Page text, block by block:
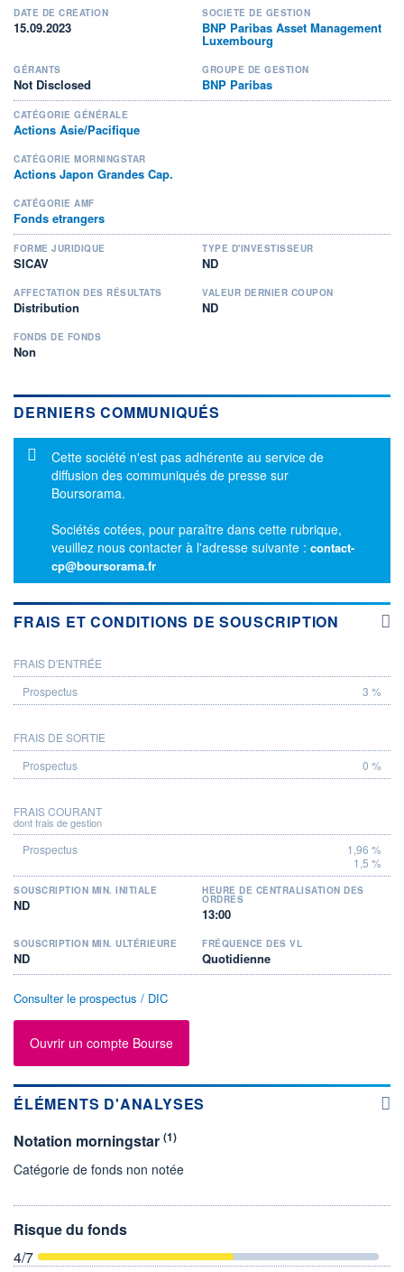
DATE DE CRÉATION
15.09.2023
SOCIÉTÉ DE GESTION
BNP Paribas Asset Management
Luxembourg
GÉRANTS
Not Disclosed
GROUPE DE GESTION
BNP Paribas
CATÉGORIE GÉNÉRALE
Actions Asie/Pacifique
CATÉGORIE MORNINGSTAR
Actions Japon Grandes Cap.
CATÉGORIE AMF
Fonds etrangers
FORME JURIDIQUE
SICAV
TYPE D'INVESTISSEUR
ND
AFFECTATION DES RÉSULTATS
Distribution
VALEUR DERNIER COUPON
ND
FONDS DE FONDS
Non
DERNIERS COMMUNIQUÉS
Message d'information
Cette société n'est pas adhérente au service de
diffusion des communiqués de presse sur
Boursorama.
Sociétés cotées, pour paraître dans cette rubrique,
veuillez nous contacter à l'adresse suivante : contact-
cp@boursorama.fr
FRAIS ET CONDITIONS DE SOUSCRIPTION
PROSPECTUS
FRAIS D'ENTRÉE
3 %
FRAIS DE SORTIE
0 %
FRAIS COURANT
dont frais de gestion
1,96 %
1,5 %
SOUSCRIPTION MIN. INITIALE
ND
HEURE DE CENTRALISATION DES
ORDRES
13:00
SOUSCRIPTION MIN. ULTÉRIEURE
ND
FRÉQUENCE DES VL
Quotidienne
Consulter le prospectus / DIC
Ouvrir un compte Bourse
ÉLÉMENTS D'ANALYSES
Notation morningstar (1)
Catégorie de fonds non notée
Risque du fonds
4/7